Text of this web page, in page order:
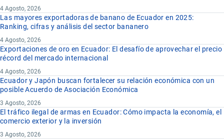
4 Agosto, 2026
Las mayores exportadoras de banano de Ecuador en 2025:
Ranking, cifras y análisis del sector bananero
4 Agosto, 2026
Exportaciones de oro en Ecuador: El desafío de aprovechar el precio
récord del mercado internacional
4 Agosto, 2026
Ecuador y Japón buscan fortalecer su relación económica con un
posible Acuerdo de Asociación Económica
3 Agosto, 2026
El tráfico ilegal de armas en Ecuador: Cómo impacta la economía, el
comercio exterior y la inversión
3 Agosto, 2026